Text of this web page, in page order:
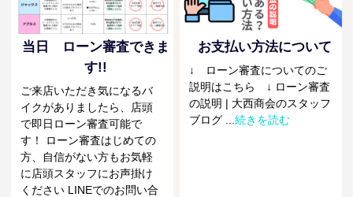
当日 ローン審査できま
す!!
ご来店いただき気になるバ
イクがありましたら、店頭
で即日ローン審査可能で
す！ ローン審査はじめての
方、自信がない方もお気軽
に店頭スタッフにお声掛け
ください LINEでのお問い合
お支払い方法について
↓ ローン審査についてのご
説明はこちら ↓ ローン審査
の説明 | 大西商会のスタッフ
ブログ
...続きを読む